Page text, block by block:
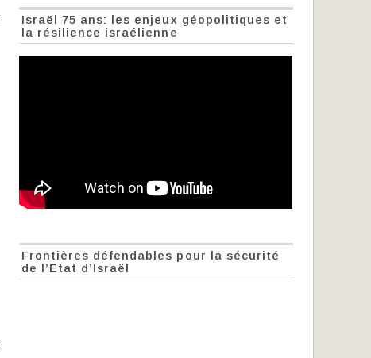
Israël 75 ans: les enjeux géopolitiques et
la résilience israélienne
Frontières défendables pour la sécurité
de l’Etat d’Israël